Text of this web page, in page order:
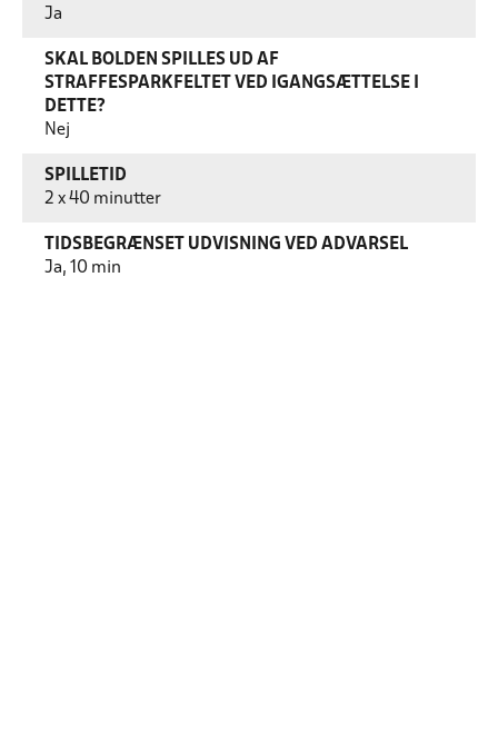
Ja
SKAL BOLDEN SPILLES UD AF
STRAFFESPARKFELTET VED IGANGSÆTTELSE I
DETTE?
Nej
SPILLETID
2 x 40 minutter
TIDSBEGRÆNSET UDVISNING VED ADVARSEL
Ja, 10 min